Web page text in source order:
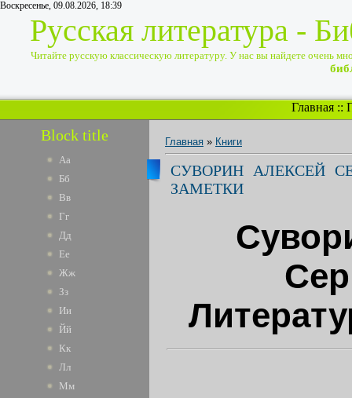
Воскресенье, 09.08.2026, 18:39
Русская литература -
Читайте русскую классическую литературу. У нас вы найдете очень
Главная ::
Block title
Аа
Бб
Вв
Гг
Дд
Ее
Жж
Зз
Ии
Йй
Кк
Лл
Мм
Главная » Книги
СУВОРИН АЛЕКСЕЙ
ЗАМЕТКИ